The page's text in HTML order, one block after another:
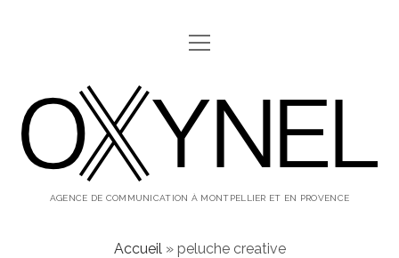
ABOUT
twitterinstagram
linkedin
ouvrir
menu
oxynel,
le
blog
AGENCE DE COMMUNICATION À MONTPELLIER ET EN PROVENCE
Accueil» peluche creative